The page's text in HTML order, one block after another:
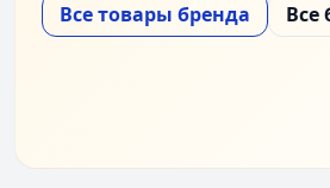
Все товары бренда Все